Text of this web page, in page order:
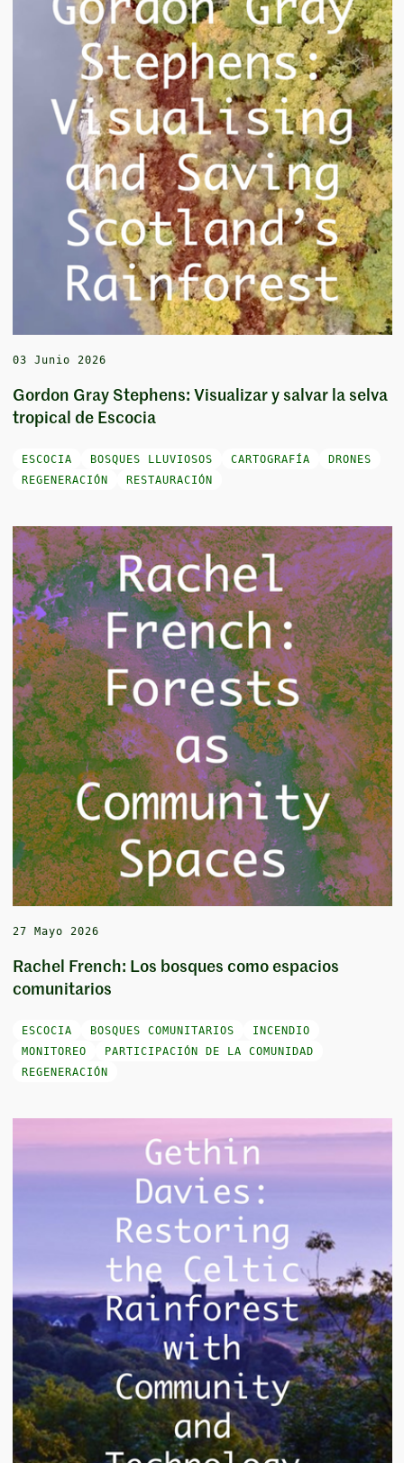
03 Junio 2026
Gordon Gray Stephens: Visualizar y salvar la selva
tropical de Escocia
ESCOCIA BOSQUES LLUVIOSOS CARTOGRAFÍA
DRONES
REGENERACIÓN
RESTAURACIÓN
27 Mayo 2026
Rachel French: Los bosques como espacios
comunitarios
ESCOCIA BOSQUES COMUNITARIOS
INCENDIO
MONITOREO
PARTICIPACIÓN DE LA COMUNIDAD
REGENERACIÓN